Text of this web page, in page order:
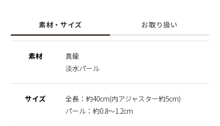
お持ちのネックレスとのレイヤードスタイルも相性抜群。
ラウンドのオーソドックスなパールをお持ちの方の2本目とし
その為、全長のサイズも異なりますのでご了承の程お願いいた
します。二つとして同じものがない価値は、一つの魅力として
素材・サイズ お取り扱い
素材
真鍮
淡水パール
サイズ
全長：約40cm(内アジャスター約5cm)
パール：約0.8～1.2cm